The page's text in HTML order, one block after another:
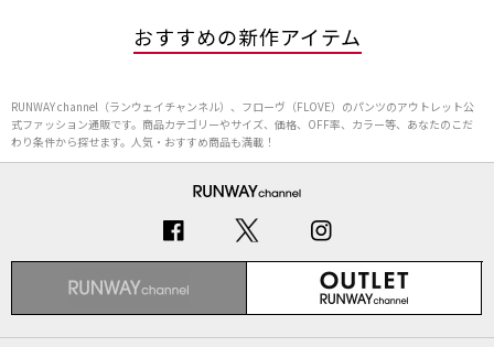
おすすめの新作アイテム
RUNWAY channel（ランウェイチャンネル）、フローヴ（FLOVE）のパンツのアウトレット公
式ファッション通販です。商品カテゴリーやサイズ、価格、OFF率、カラー等、あなたのこだ
わり条件から探せます。人気・おすすめ商品も満載！